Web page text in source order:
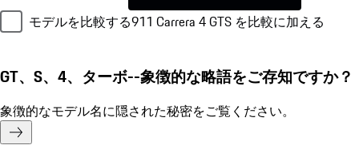
モデルを比較する911 Carrera 4 GTS を比較に加える
GT、S、4、ターボ--象徴的な略語をご存知ですか？
象徴的なモデル名に隠された秘密をご覧ください。